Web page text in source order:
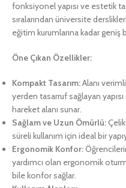
fonksiyonel yapısı ve estetik
sıralarından üniversite
eğitim kurumlarına kadar geniş
Öne Çıkan Özellikler:
Kompakt Tasarım:Alanı
yerden tasarruf sağlayan
hareket alanı sunar.
Sağlam ve Uzun Ömürlü:
süreli kullanım için ideal bir
Ergonomik Konfor:
yardımcı olan ergonomik
bile konfor sağlar.